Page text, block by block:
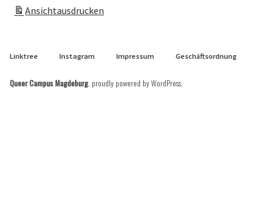
Ansichtausdrucken
Linktree Instagram Impressum Geschäftsordnung
Queer Campus Magdeburg, proudly powered by WordPress.